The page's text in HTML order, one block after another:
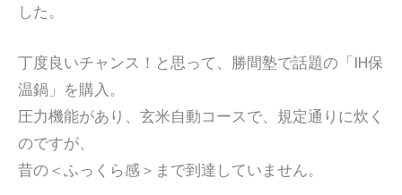
した。
丁度良いチャンス！と思って、勝間塾で話題の「IH保
温鍋」を購入。
圧力機能があり、玄米自動コースで、規定通りに炊く
のですが、
昔の＜ふっくら感＞まで到達していません。